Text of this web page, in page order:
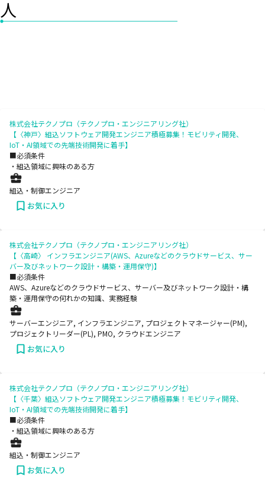
人
株式会社テクノプロ（テクノプロ・エンジニアリング社）
【〈神戸〉組込ソフトウェア開発エンジニア積極募集！モビリティ開発、
IoT・AI領域での先端技術開発に着手】
■必須条件
・組込領域に興味のある方
組込・制御エンジニア
お気に入り
株式会社テクノプロ（テクノプロ・エンジニアリング社）
【〈高崎〉 インフラエンジニア(AWS、Azureなどのクラウドサービス、サー
バー及びネットワーク設計・構築・運用保守)】
■必須条件
AWS、Azureなどのクラウドサービス、サーバー及びネットワーク設計・構
築・運用保守の何れかの知識、実務経験
サーバーエンジニア, インフラエンジニア, プロジェクトマネージャー(PM),
プロジェクトリーダー(PL), PMO, クラウドエンジニア
お気に入り
株式会社テクノプロ（テクノプロ・エンジニアリング社）
【〈千葉〉組込ソフトウェア開発エンジニア積極募集！モビリティ開発、
IoT・AI領域での先端技術開発に着手】
■必須条件
・組込領域に興味のある方
組込・制御エンジニア
お気に入り